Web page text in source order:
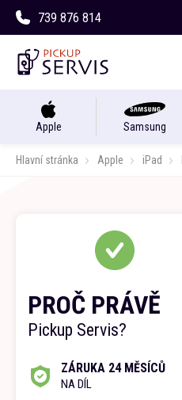
739 876 814
Apple Samsung
Hlavní stránka Apple iPad
PROČ PRÁVĚ
Pickup Servis?
ZÁRUKA 24 MĚSÍCŮ
NA DÍL